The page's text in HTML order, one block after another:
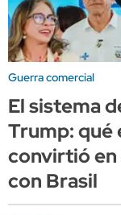
Guerra comercial
El sistema
Trump: qué
convirtió
con Brasil